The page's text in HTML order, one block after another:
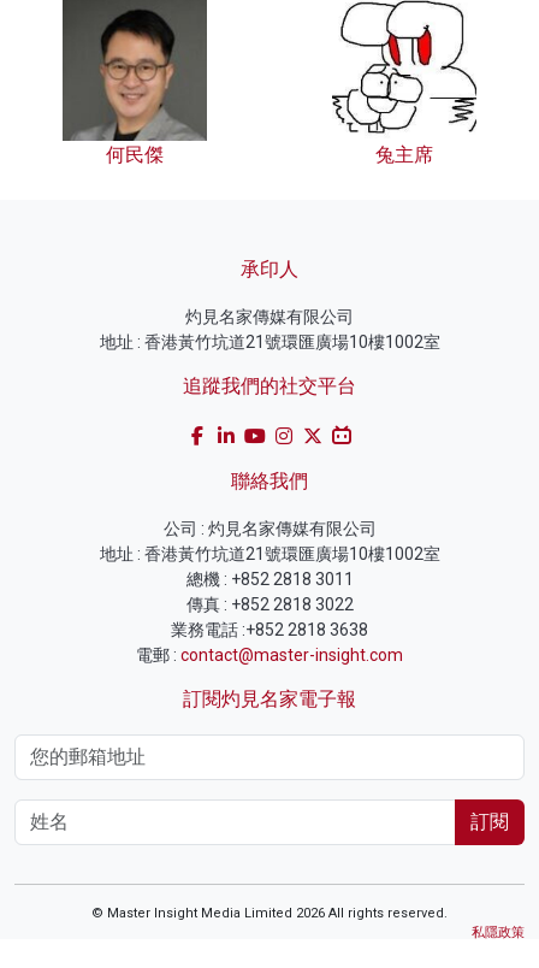
何民傑 兔主席
承印人
灼見名家傳媒有限公司
地址 : 香港黃竹坑道21號環匯廣場10樓1002室
追蹤我們的社交平台
聯絡我們
公司 : 灼見名家傳媒有限公司
地址 : 香港黃竹坑道21號環匯廣場10樓1002室
總機 : +852 2818 3011
傳真 : +852 2818 3022
業務電話 :+852 2818 3638
電郵 : contact@master-insight.com
訂閱灼見名家電子報
訂閱
© Master Insight Media Limited 2026 All rights reserved.
私隱政策